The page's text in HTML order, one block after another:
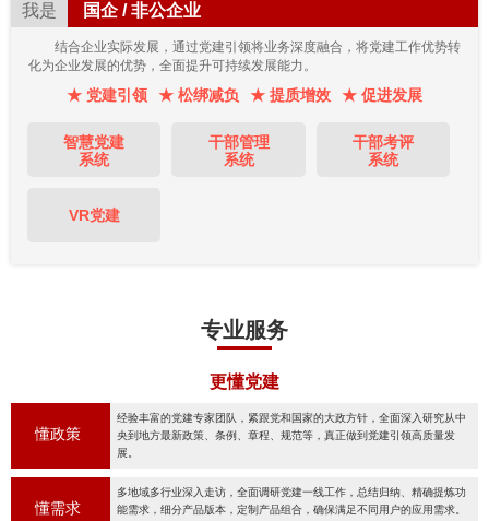
我是 国企 / 非公企业
结合企业实际发展，通过党建引领将业务深度融合，将党建工作优势转
化为企业发展的优势，全面提升可持续发展能力。
★ 党建引领 ★ 松绑减负 ★ 提质增效 ★ 促进发展
智慧党建
系统
干部管理
系统
干部考评
系统
VR党建
专业服务
更懂党建
懂政策
经验丰富的党建专家团队，紧跟党和国家的大政方针，全面深入研究从中
央到地方最新政策、条例、章程、规范等，真正做到党建引领高质量发
展。
懂需求
多地域多行业深入走访，全面调研党建一线工作，总结归纳、精确提炼功
能需求，细分产品版本，定制产品组合，确保满足不同用户的应用需求。